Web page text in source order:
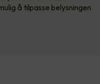
å tilpasse belysningen